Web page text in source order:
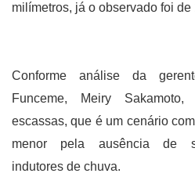
milímetros, já o observado foi de
Conforme análise da
Funceme, Meiry
escassas, que é um cenário
menor pela ausência de
indutores de chuva.